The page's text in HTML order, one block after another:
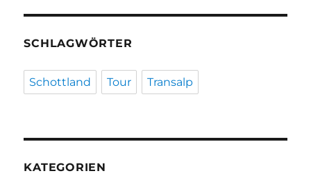
SCHLAGWÖRTER
Schottland Tour Transalp
KATEGORIEN